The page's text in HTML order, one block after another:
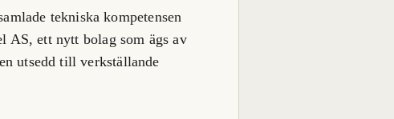
tekniska kompetensen
AS, ett nytt bolag som ägs av
utsedd till verkställande